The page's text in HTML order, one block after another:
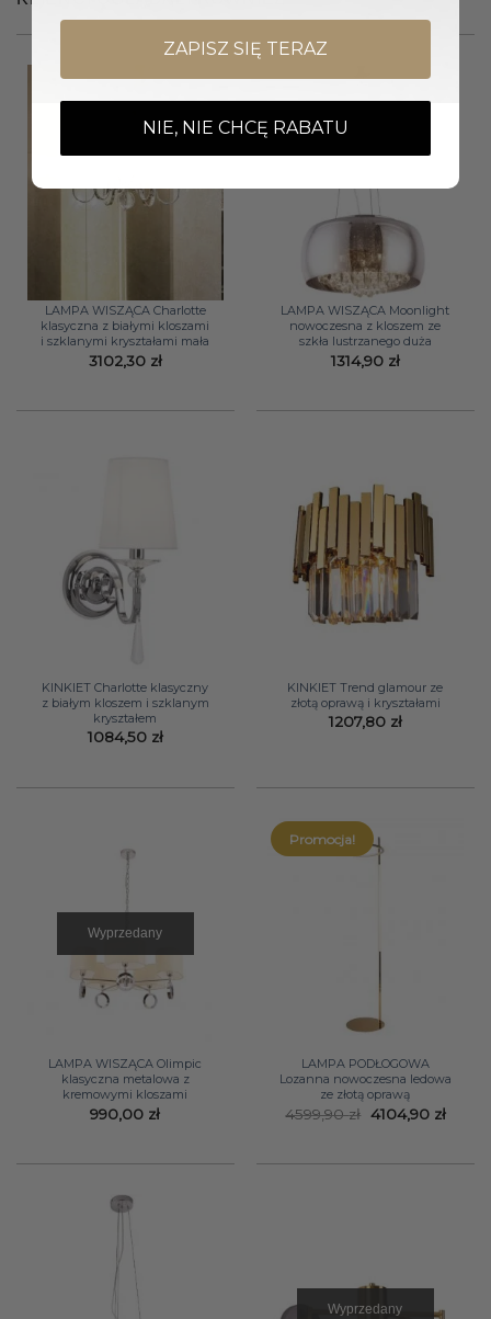
LAMPA WISZĄCA Charlotte
klasyczna z białymi kloszami
i szklanymi kryształami mała
3102,30 zł
LAMPA WISZĄCA Moonlight
nowoczesna z kloszem ze
szkła lustrzanego duża
1314,90 zł
KINKIET Charlotte klasyczny
z białym kloszem i szklanym
kryształem
1084,50 zł
KINKIET Trend glamour ze
złotą oprawą i kryształami
1207,80 zł
Wyprzedany
LAMPA WISZĄCA Olimpic
klasyczna metalowa z
kremowymi kloszami
990,00 zł
Promocja!
LAMPA PODŁOGOWA
Lozanna nowoczesna ledowa
ze złotą oprawą
4599,90zł Pierwotna
4104,90 zł
Wyprzedany
ZAPISZ SIĘ TERAZ
NIE, NIE CHCĘ RABATU